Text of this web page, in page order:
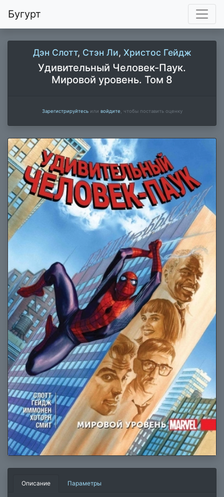
Бугурт
Дэн Слотт, Стэн Ли, Христос Гейдж
Удивительный Человек-Паук.
Мировой уровень. Том 8
Зарегистрируйтесьили войдите , чтобы поставить оценку
Описание Параметры